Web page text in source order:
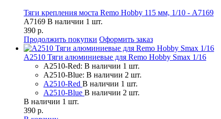
Тяги крепления моста Remo Hobby 115 мм, 1/10 - A7169
A7169 В наличии 1 шт.
390 р.
Продолжить покупки Оформить заказ
A2510 Тяги алюминиевые для Remo Hobby Smax 1/16
A2510-Red: В наличии 1 шт.
A2510-Blue: В наличии 2 шт.
A2510-Red В наличии 1 шт.
A2510-Blue В наличии 2 шт.
В наличии 1 шт.
390 р.